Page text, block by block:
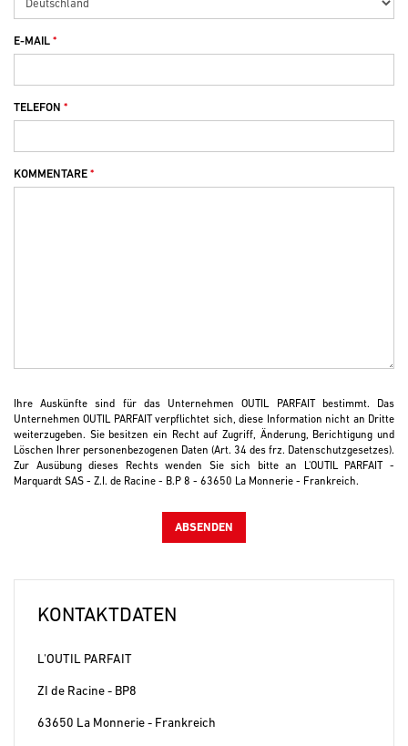
E-MAIL
TELEFON
KOMMENTARE
Ihre Auskünfte sind für das Unternehmen OUTIL PARFAIT bestimmt. Das
Unternehmen OUTIL PARFAIT verpflichtet sich, diese Information nicht an Dritte
weiterzugeben. Sie besitzen ein Recht auf Zugriff, Änderung, Berichtigung und
Löschen Ihrer personenbezogenen Daten (Art. 34 des frz. Datenschutzgesetzes).
Zur Ausübung dieses Rechts wenden Sie sich bitte an L'OUTIL PARFAIT -
Marquardt SAS - Z.I. de Racine - B.P 8 - 63650 La Monnerie - Frankreich.
KONTAKTDATEN
L'OUTIL PARFAIT
ZI de Racine - BP8
63650 La Monnerie - Frankreich